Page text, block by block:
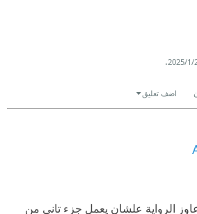
.
اضف تعليق
الرواية علشان يعمل جزء تاني من